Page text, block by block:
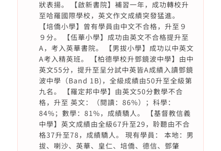
狀表揚。 【啟新書院】補習一年，成功轉校升
至哈羅國際學校，英文作文成績突發猛進。
【培僑小學】曾有學員由中文不合格，升至９
９分。 【伍華小學】成功由英文不合格提升至
A，考入英華書院。 【男拔小學】成功以中英文
A考入精英班。 【柏德學校升鄧鏡波中學】由中
英文55分，提升至呈分試中英皆A成績入讀鄧鏡
波中學（Band 1B)，全級成績由50升至全級第
九名。 【羅定邦中學】由英文50分數學不合
格，升至 英文：（閱讀：86%）；科學：
84%；數學：81%，成績驕人。 【基督教信義
中學】英文成績由全級67升至29，聆聽由不合
格37升至78，成績驕人。 現有學員： 本地：男
拔、喇沙、英華、皇仁、培僑、德信、鄧肇